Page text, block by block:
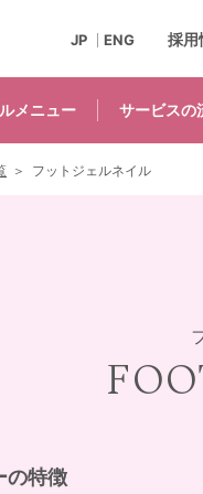
メニュー サービスの
採用
JP ENG
の特徴
フットジェルネイル